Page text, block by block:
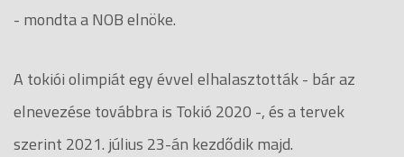
- mondta a NOB elnöke.
A tokiói olimpiát egy évvel elhalasztották - bár az
elnevezése továbbra is Tokió 2020 -, és a tervek
szerint 2021. július 23-án kezdődik majd.